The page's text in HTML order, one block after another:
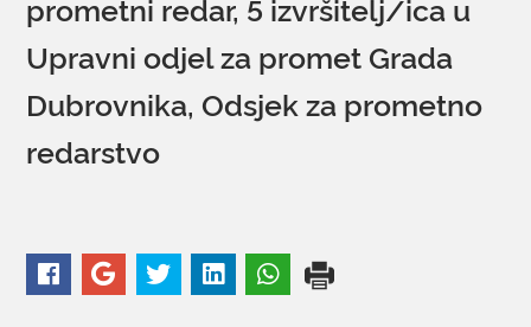
KONTAKTI
Upravni odjel za promet Grada
Dubrovnika, Odsjek za prometno
redarstvo